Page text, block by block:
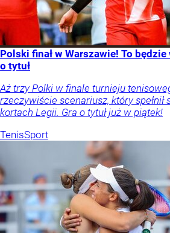
Polski finał w Warszawie! To
o tytuł
Aż trzy Polki w finale turnieju
rzeczywiście scenariusz, który spełnił
kortach Legii. Gra o tytuł już w piątek!
TenisSport